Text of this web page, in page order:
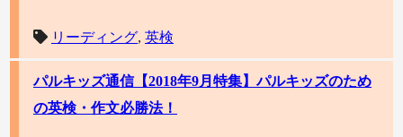
リーディング, 英検
パルキッズ通信【2018年9月特集】パルキッズのため
の英検・作文必勝法！